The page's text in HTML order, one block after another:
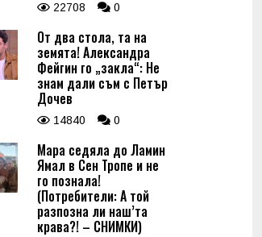
22708 0
От два стола, та на
земята! Александра
Фейгин го „закла“: Не
знам дали съм с Петър
Дочев
14840 0
Мара седяла до Ламин
Ямал в Сен Тропе и не
го познала!
(Потребители: А той
разпозна ли наш’та
крава?! – СНИМКИ)